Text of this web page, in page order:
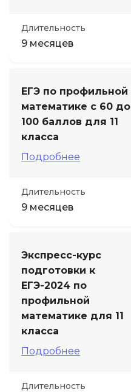
Длительность
9 месяцев
ЕГЭ по профильной
математике с 60 до
100 баллов для 11
класса
Подробнее
Длительность
9 месяцев
Экспресс-курс
подготовки к
ЕГЭ-2024 по
профильной
математике для 11
класса
Подробнее
Длительность